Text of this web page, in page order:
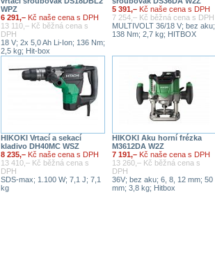
WPZ
6 291,– Kč naše cena s DPH
13 110,– Kč běžná cena s
DPH
18 V; 2x 5,0 Ah Li-Ion; 136 Nm;
2,5 kg; Hit-box
5 391,– Kč naše cena s DPH
7 254,– Kč běžná cena s DPH
MULTIVOLT 36/18 V; bez aku;
138 Nm; 2,7 kg; HITBOX
HIKOKI Vrtací a sekací
kladivo DH40MC WSZ
8 235,– Kč naše cena s DPH
13 410,– Kč běžná cena s
DPH
SDS-max; 1.100 W; 7,1 J; 7,1
kg
HIKOKI Aku horní frézka
M3612DA W2Z
7 191,– Kč naše cena s DPH
13 260,– Kč běžná cena s
DPH
36V; bez aku; 6, 8, 12 mm; 50
mm; 3,8 kg; Hitbox